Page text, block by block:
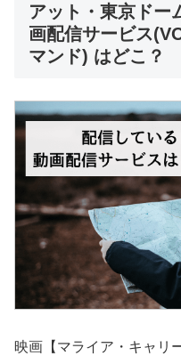
アット・東京ドー
画配信サービス
マンド) はどこ？
映画【マライア・キャリ